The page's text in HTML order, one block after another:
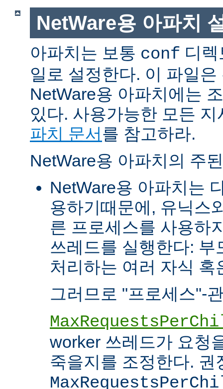
NetWare용 아파치
아파치는 보통 conf 디
일로 설정한다. 이 파일
NetWare용 아파치에는
있다. 사용가능한 모든
파치 문서를 참고하라.
NetWare용 아파치의 주
NetWare용 아파치는
용하기때문에, 유닉스
른 프로세스를 사용하
쓰레드를 실행한다: 부
처리하는 여러 자식 혹
그러므로 "프로세스"-
worker 쓰레드가 요청
죽을지를 조정한다. 권